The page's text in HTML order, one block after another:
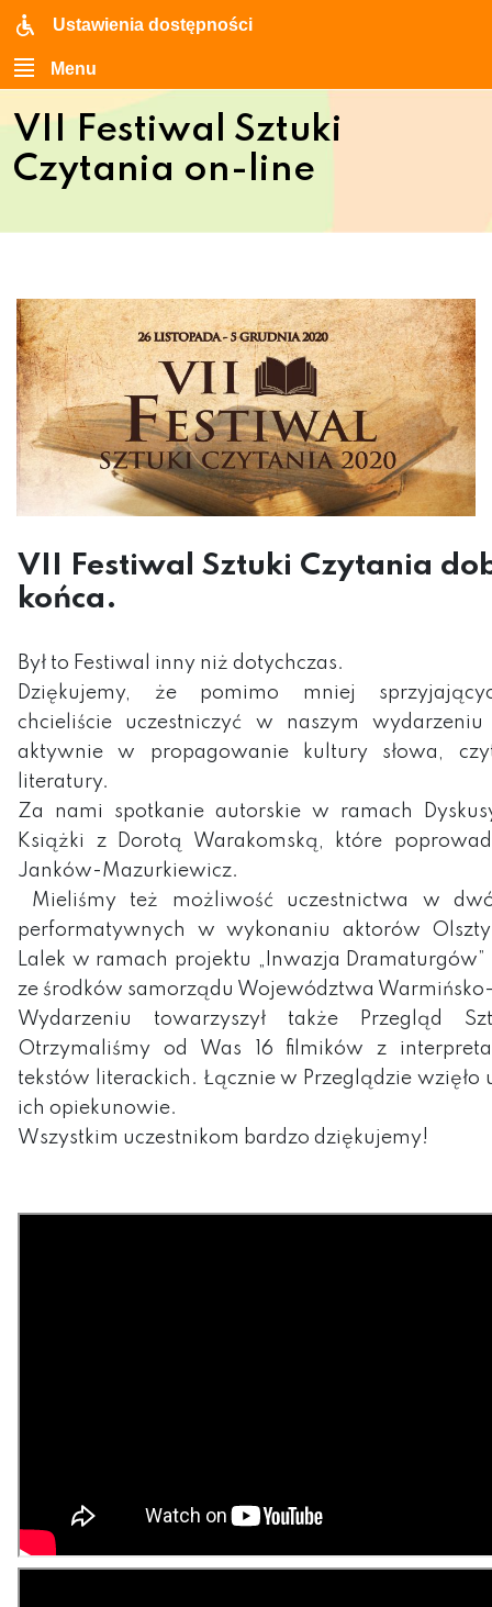
Ustawienia dostępności
Menu
VII Festiwal Sztuki
Czytania on-line
VII Festiwal Sztuki Czytania
końca.
Był to Festiwal inny niż dotychczas.
Dziękujemy, że pomimo mniej
chcieliście uczestniczyć w naszym
aktywnie w propagowanie kultury słowa,
literatury.
Za nami spotkanie autorskie w ramach
Książki z Dorotą Warakomską, które
Janków-Mazurkiewicz.
Mieliśmy też możliwość uczestnictwa w
performatywnych w wykonaniu aktorów
Lalek w ramach projektu „Inwazja
ze środków samorządu Województwa
Wydarzeniu towarzyszył także Przegląd
Otrzymaliśmy od Was 16 filmików z
tekstów literackich. Łącznie w Przeglądzie wzięło
ich opiekunowie.
Wszystkim uczestnikom bardzo dziękujemy!